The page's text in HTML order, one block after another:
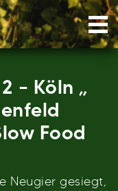
– Köln „
Food
Neugier gesiegt,